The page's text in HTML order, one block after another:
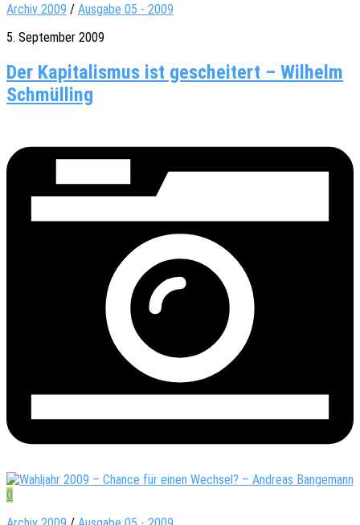
Archiv 2009 / Ausgabe 05 - 2009
5. September 2009
Der Kapitalismus ist gescheitert – Wilhelm
Schmülling
0